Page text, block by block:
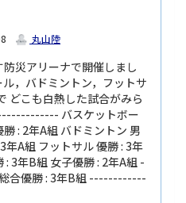
丸山陸
災アリーナで開催しまし
，バドミントン，フットサ
どこも白熱した試合がみら
バスケットボー
: 2年A組 バドミントン 男
年A組 フットサル 優勝 : 3年
3年B組 女子優勝 : 2年A組 -
優勝 : 3年B組 ------------